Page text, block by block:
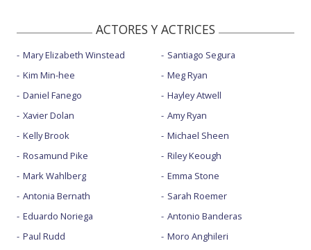
ACTORES Y ACTRICES
Mary Elizabeth Winstead
Kim Min-hee
Daniel Fanego
Xavier Dolan
Kelly Brook
Rosamund Pike
Mark Wahlberg
Antonia Bernath
Eduardo Noriega
Paul Rudd
Santiago Segura
Meg Ryan
Hayley Atwell
Amy Ryan
Michael Sheen
Riley Keough
Emma Stone
Sarah Roemer
Antonio Banderas
Moro Anghileri